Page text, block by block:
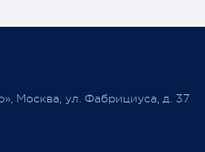
Москва, ул. Фабрициуса, д. 37